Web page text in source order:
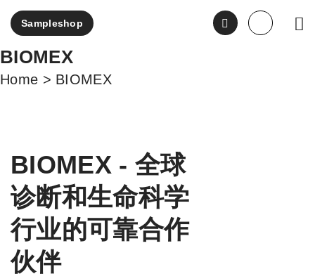
Sampleshop
BIOMEX
Home > BIOMEX
BIOMEX - 全球
诊断和生命科学
行业的可靠合作
伙伴